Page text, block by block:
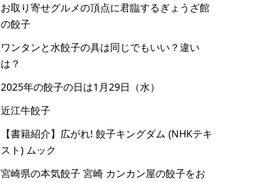
お取り寄せグルメの頂点に君臨するぎょうざ館
の餃子
ワンタンと水餃子の具は同じでもいい？違い
は？
2025年の餃子の日は1月29日（水）
近江牛餃子
【書籍紹介】広がれ! 餃子キングダム (NHKテキ
スト) ムック
宮崎県の本気餃子 宮崎 カンカン屋の餃子をお